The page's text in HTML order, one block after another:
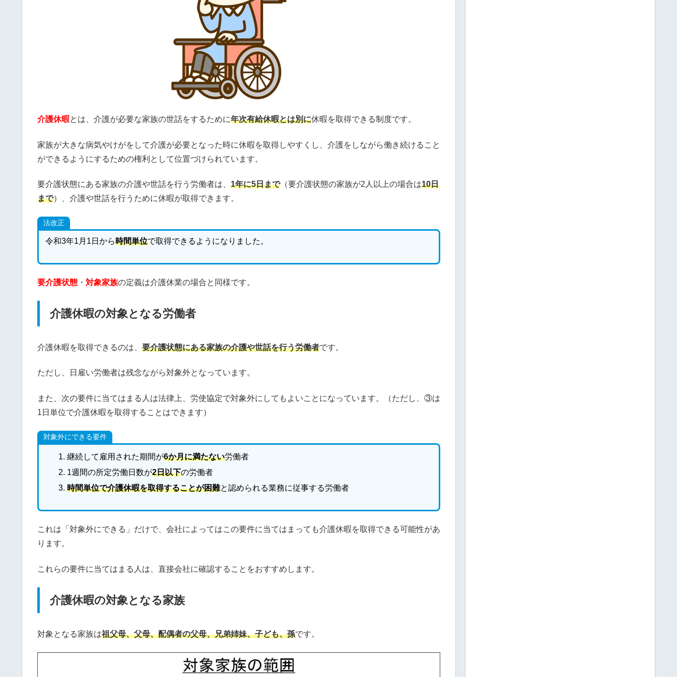
介護休暇とは、介護が必要な家族の世話をするために年次有給休暇とは別に休暇を取得できる制度です。
家族が大きな病気やけがをして介護が必要となった時に休暇を取得しやすくし、介護をしながら働き続けること
ができるようにするための権利として位置づけられています。
要介護状態にある家族の介護や世話を行う労働者は、 1年に5日まで（要介護状態の家族が2人以上の場合は10日
まで）、介護や世話を行うために休暇が取得できます。
法改正
令和3年1月1日から時間単位で取得できるようになりました。
要介護状態 ・ 対象家族の定義は介護休業の場合と同様です。
介護休暇の対象となる労働者
介護休暇を取得できるのは、 要介護状態にある家族の介護や世話を行う労働者です。
ただし、日雇い労働者は残念ながら対象外となっています。
また、次の要件に当てはまる人は法律上、労使協定で対象外にしてもよいことになっています。（ただし、③は
1日単位で介護休暇を取得することはできます）
対象外にできる要件
継続して雇用された期間が6か月に満たない労働者
1週間の所定労働日数が2日以下の労働者
時間単位で介護休暇を取得することが困難と認められる業務に従事する労働者
これは「対象外にできる」だけで、会社によってはこの要件に当てはまっても介護休暇を取得できる可能性があ
ります。
これらの要件に当てはまる人は、直接会社に確認することをおすすめします。
介護休暇の対象となる家族
対象となる家族は祖父母、父母、配偶者の父母、兄弟姉妹、子ども、孫です。